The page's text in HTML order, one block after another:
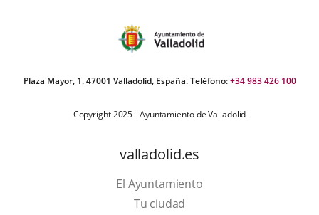
Plaza Mayor, 1. 47001 Valladolid, España. Teléfono:+34 983 426 100
Copyright 2025 - Ayuntamiento de Valladolid
valladolid.es
El Ayuntamiento
Tu ciudad